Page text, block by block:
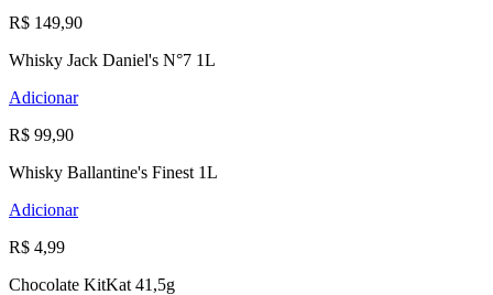
R$ 149,90
Whisky Jack Daniel's N°7 1L
Adicionar
R$ 99,90
Whisky Ballantine's Finest 1L
Adicionar
R$ 4,99
Chocolate KitKat 41,5g